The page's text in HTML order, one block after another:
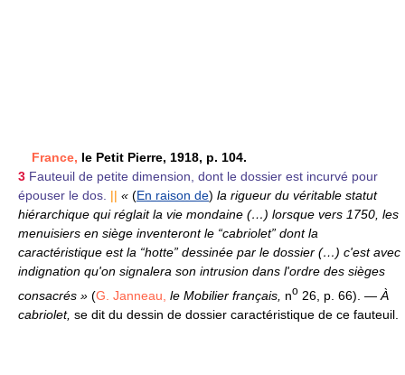
France, le Petit Pierre, 1918, p. 104.
3 Fauteuil de petite dimension, dont le dossier est incurvé pour
épouser le dos. || « (En raison de) la rigueur du véritable statut
hiérarchique qui réglait la vie mondaine (…) lorsque vers 1750, les
menuisiers en siège inventeront le “cabriolet” dont la
caractéristique est la “hotte” dessinée par le dossier (…) c'est avec
indignation qu'on signalera son intrusion dans l'ordre des sièges
consacrés » (G. Janneau, le Mobilier français, no 26, p. 66). — À
cabriolet, se dit du dessin de dossier caractéristique de ce fauteuil.